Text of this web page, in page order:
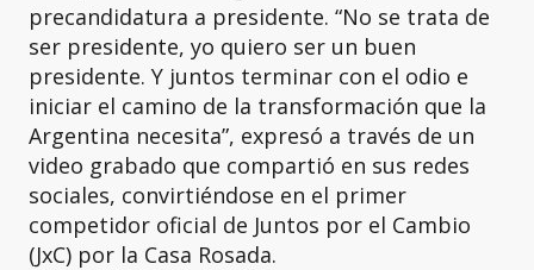
precandidatura a presidente. “No se trata de
ser presidente, yo quiero ser un buen
presidente. Y juntos terminar con el odio e
iniciar el camino de la transformación que la
Argentina necesita”, expresó a través de un
video grabado que compartió en sus redes
sociales, convirtiéndose en el primer
competidor oficial de Juntos por el Cambio
(JxC) por la Casa Rosada.